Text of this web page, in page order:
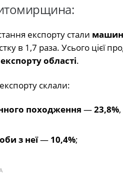
експорту стали
в 1,7 раза. Усього цієї
області.
склали:
походження —23,8%
з неї— 10,4%;